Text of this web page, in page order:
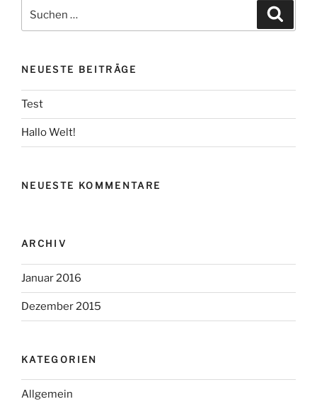
nach:
NEUESTE BEITRÄGE
Test
Hallo Welt!
NEUESTE KOMMENTARE
ARCHIV
Januar 2016
Dezember 2015
KATEGORIEN
Allgemein